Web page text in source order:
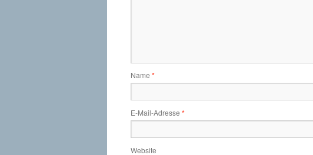
Name *
E-Mail-Adresse *
Website